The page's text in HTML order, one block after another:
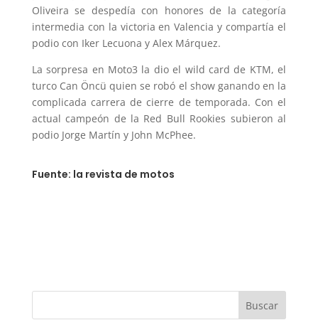
Oliveira se despedía con honores de la categoría
intermedia con la victoria en Valencia y compartía el
podio con Iker Lecuona y Alex Márquez.
La sorpresa en Moto3 la dio el wild card de KTM, el
turco Can Öncü quien se robó el show ganando en la
complicada carrera de cierre de temporada. Con el
actual campeón de la Red Bull Rookies subieron al
podio Jorge Martín y John McPhee.
Fuente: la revista de motos